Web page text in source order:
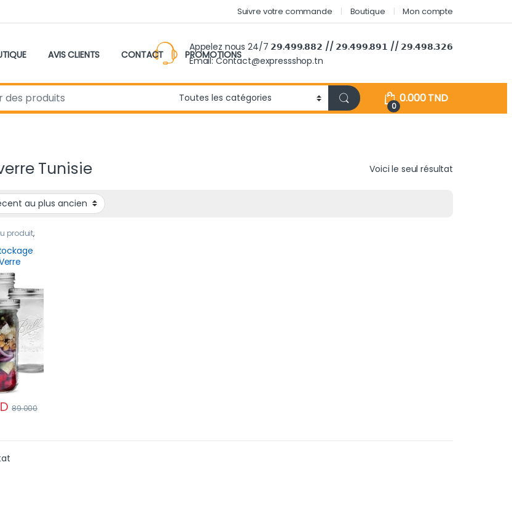
Suivre votre commande Boutique Mon compte
AVIS CLIENTS CONTACT PROMOTIONS
Appelez nous 24/7 𝟮𝟵.𝟰𝟵𝟵.𝟴𝟴𝟮 // 𝟮𝟵.𝟰𝟵𝟵.𝟴𝟵𝟭 // 𝟮𝟵.𝟰𝟵𝟴.𝟯𝟮𝟲
Email: Contact@expressshop.tn
0
0.000TND
Tunisie Voici le seul résultat
produit,
ml
89.000